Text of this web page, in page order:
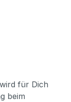
für Dich
beim